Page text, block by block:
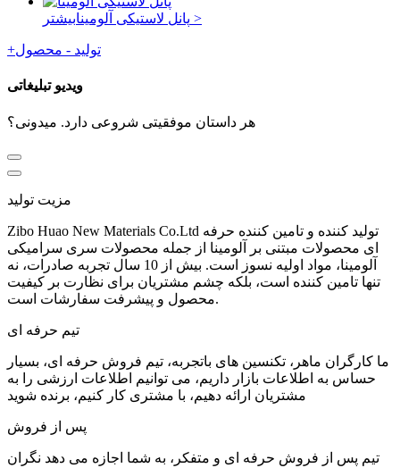
پانل لاستیکی آلومینا بیشتر >
+تولید - محصول
ویدیو تبلیغاتی
هر داستان موفقیتی شروعی دارد. میدونی؟
مزیت تولید
Zibo Huao New Materials Co.Ltd تولید کننده و تامین کننده حرفه
ای محصولات مبتنی بر آلومینا از جمله محصولات سری سرامیکی
آلومینا، مواد اولیه نسوز است. بیش از 10 سال تجربه صادرات، نه
تنها تامین کننده است، بلکه چشم مشتریان برای نظارت بر کیفیت
محصول و پیشرفت سفارشات است.
تیم حرفه ای
ما کارگران ماهر، تکنسین های باتجربه، تیم فروش حرفه ای، بسیار
حساس به اطلاعات بازار داریم، می توانیم اطلاعات ارزشی را به
مشتریان ارائه دهیم، با مشتری کار کنیم، برنده شوید
پس از فروش
تیم پس از فروش حرفه ای و متفکر، به شما اجازه می دهد نگران